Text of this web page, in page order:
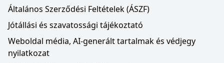
Általános Szerződési Feltételek (ÁSZF)
Jótállási és szavatossági tájékoztató
Weboldal média, AI-generált tartalmak és védjegy
nyilatkozat